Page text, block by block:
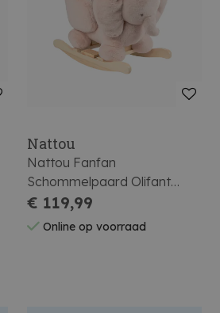
Nattou
Nattou Fanfan
Schommelpaard Olifant
Oudroze
€ 119,99
Online op voorraad